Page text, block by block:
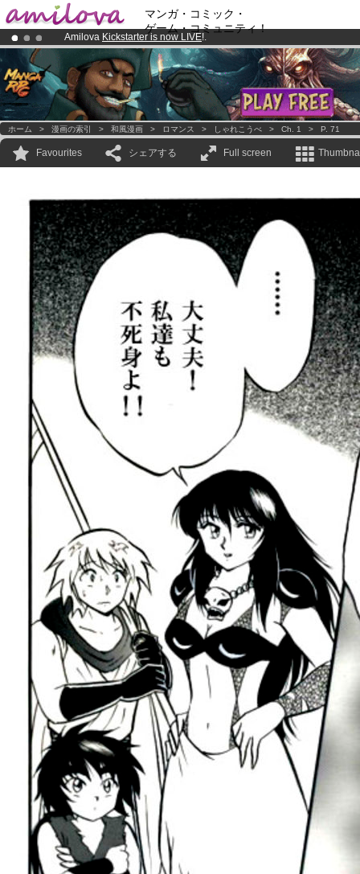
マンガ・コミック・
ゲーム・コミュニティ！
Amilova Kickstarter is now LIVE!.
Premium membership from3.95 eurosper month !Get membership
Already 100000 membersand 1000 comics & mangas!.
ホーム > 漫画の索引 > 和風漫画 > ロマンス > しゃれこうべ > Ch. 1 > P. 71
Favourites シェアする Full screen